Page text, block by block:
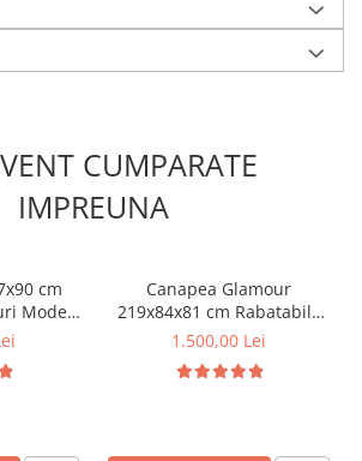
CUMPARATE
IMPREUNA
cm
Model
Gri
Canapea Glamour
219x84x81 cm Rabatabila
Dark Grey
1.500,00 Lei